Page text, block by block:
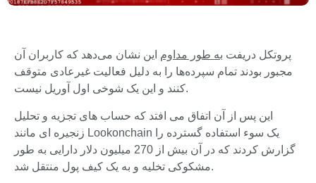
پروتکل دریفت به طور مداوم این نشان می‌دهد که کاربران آن
مجبور بودند تمام سپرده‌ها را به دلیل فعالیت غیرعادی متوقف
کنند و این یک شوخی اول آوریل نیست.
این پس از آن اتفاق می افتد که حساب های تجزیه و تحلیل
زنجیره ای مانند Lookonchain یک سوء استفاده گسترده را
گزارش کردند که در آن بیش از 270 میلیون دلار دارایی به طور
مشکوکی تخلیه و به یک کیف پول منتقل شد.